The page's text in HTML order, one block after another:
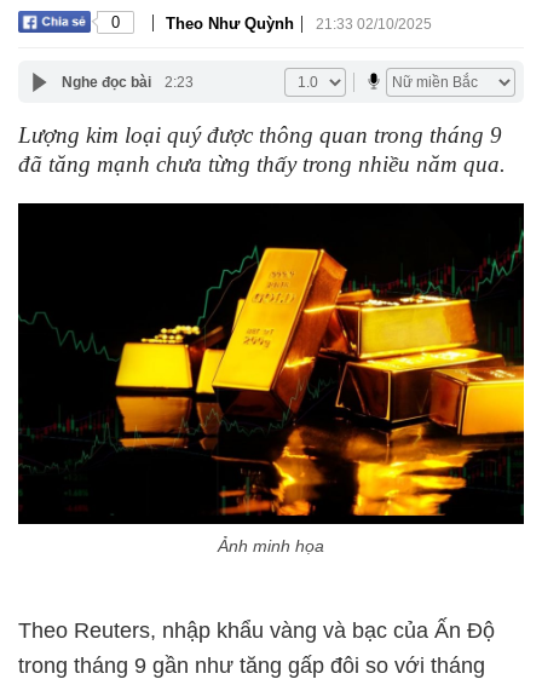
0 | Theo Như Quỳnh | 21:33 02/10/2025
Nghe đọc bài 2:23
Lượng kim loại quý được thông quan trong tháng 9
đã tăng mạnh chưa từng thấy trong nhiều năm qua.
Ảnh minh họa
Theo Reuters, nhập khẩu vàng và bạc của Ấn Độ
trong tháng 9 gần như tăng gấp đôi so với tháng